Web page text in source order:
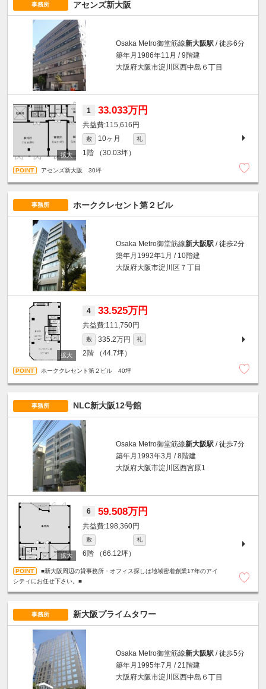
事務所 アセンズ新大阪
Osaka Metro御堂筋線新大阪駅 / 徒歩6分
築年月1986年11月 / 9階建
大阪府大阪市淀川区西中島６丁目
1 33.033万円
115,616円
敷 10ヶ月 礼
1階 （30.03坪）
アセンズ新大阪 30坪
事務所 ホーククレセント第２ビル
Osaka Metro御堂筋線新大阪駅 / 徒歩2分
築年月1992年1月 / 10階建
大阪府大阪市淀川区７丁目
4 33.525万円
111,750円
敷 335.2万円 礼
2階 （44.7坪）
ホーククレセント第２ビル 40坪
事務所 NLC新大阪12号館
Osaka Metro御堂筋線新大阪駅 / 徒歩7分
築年月1993年3月 / 8階建
大阪府大阪市淀川区西宮原1
6 59.508万円
198,360円
敷 礼
6階 （66.12坪）
■新大阪周辺の貸事務所・オフィス探しは地域密着創業17年のアイ
シティにお任せ下さい。■
事務所 新大阪プライムタワー
Osaka Metro御堂筋線新大阪駅 / 徒歩5分
築年月1995年7月 / 21階建
大阪府大阪市淀川区西中島６丁目